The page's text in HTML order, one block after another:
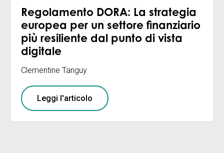
Regolamento DORA: La strategia
europea per un settore finanziario
più resiliente dal punto di vista
digitale
Clementine Tanguy
Leggi l'articolo